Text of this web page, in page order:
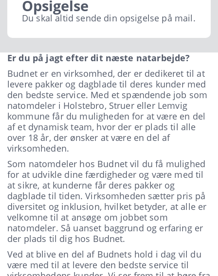
Opsigelse
Du skal altid sende din opsigelse på mail.
Er du på jagt efter dit næste natarbejde?
Budnet er en virksomhed, der er dedikeret til at
levere pakker og dagblade til deres kunder med
den bedste service. Med et spændende job som
natomdeler i Holstebro, Struer eller Lemvig
kommune får du muligheden for at være en del
af et dynamisk team, hvor der er plads til alle
over 18 år, der ønsker at være en del af
virksomheden.
Som natomdeler hos Budnet vil du få mulighed
for at udvikle dine færdigheder og være med til
at sikre, at kunderne får deres pakker og
dagblade til tiden. Virksomheden sætter pris på
diversitet og inklusion, hvilket betyder, at alle er
velkomne til at ansøge om jobbet som
natomdeler. Så uanset baggrund og erfaring er
der plads til dig hos Budnet.
Ved at blive en del af Budnets hold i dag vil du
være med til at levere den bedste service til